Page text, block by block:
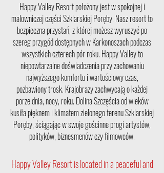
Happy Valley Resort położony jest w spokojnej i
malowniczej części Szklarskiej Poręby. Nasz resort to
bezpieczna przystań, z której możesz wyruszyć po
szereg przygód dostępnych w Karkonoszach podczas
wszystkich czterech pór roku. Happy Valley to
niepowtarzalne doświadczenia przy zachowaniu
najwyższego komfortu i wartościowy czas,
pozbawiony trosk. Krajobrazy zachwycają o każdej
porze dnia, nocy, roku. Dolina Szczęścia od wieków
kusiła pięknem i klimatem zielonego terenu Szklarskiej
Poręby, ściągając w swoje gościnne progi artystów,
polityków, biznesmenów czy filmowców.
Happy Valley Resort is located in a peaceful and